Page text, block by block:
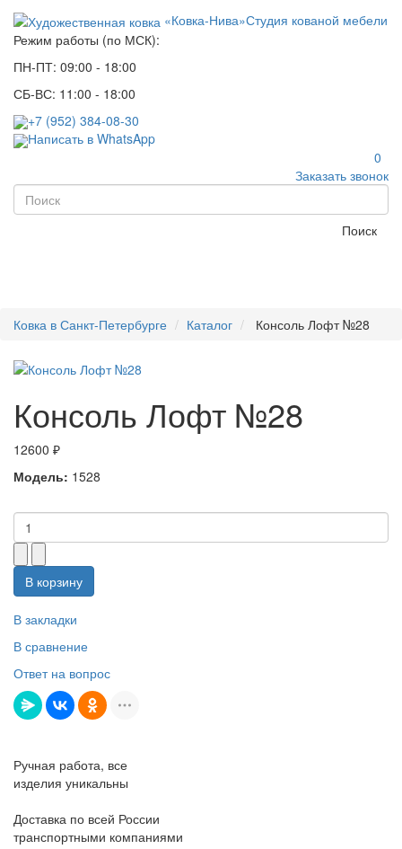
«Ковка-Нива»Студия кованой мебели
Режим работы (по МСК):
ПН-ПТ: 09:00 - 18:00
СБ-ВС: 11:00 - 18:00
+7 (952) 384-08-30
Написать в WhatsApp
0
Заказать звонок
Поиск
Ковка в Санкт-Петербурге Каталог Консоль Лофт №28
Консоль Лофт №28
12600 ₽
Модель: 1528
В корзину
В закладки
В сравнение
Ответ на вопрос
Ручная работа, все
изделия уникальны
Доставка по всей России
транспортными компаниями